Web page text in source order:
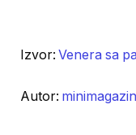
Izvor:Venera sa
Autor: